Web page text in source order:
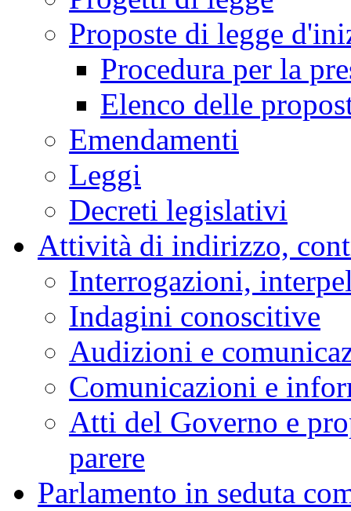
Proposte di legge
Procedura per la
Elenco delle
Emendamenti
Leggi
Decreti legislativi
Attività di indirizzo,
Interrogazioni,
Indagini conoscitive
Audizioni e
Comunicazioni e
Atti del Governo e
parere
Parlamento in seduta